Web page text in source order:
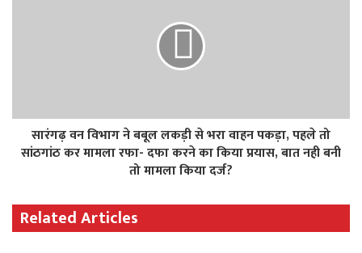
सारंगढ़ वन विभाग ने बबूल लकड़ी से भरा वाहन पकड़ा, पहले तो
सांठगांठ कर मामला रफा- दफा करने का किया प्रयास, बात नही बनी
तो मामला किया दर्ज?
Related Articles